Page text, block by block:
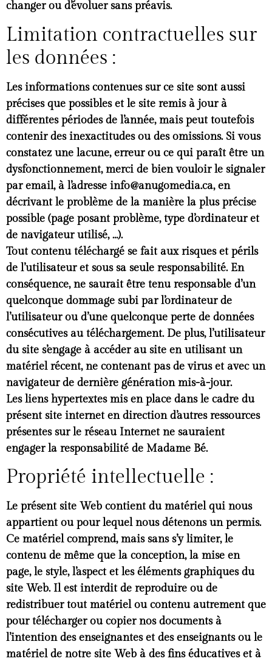
changer ou d’évoluer sans préavis.
Limitation contractuelles sur
les données :
Les informations contenues sur ce site sont aussi
précises que possibles et le site remis à jour à
différentes périodes de l’année, mais peut toutefois
contenir des inexactitudes ou des omissions. Si vous
constatez une lacune, erreur ou ce qui paraît être un
dysfonctionnement, merci de bien vouloir le signaler
par email, à l’adresse info@anugomedia.ca, en
décrivant le problème de la manière la plus précise
possible (page posant problème, type d’ordinateur et
de navigateur utilisé, …).
Tout contenu téléchargé se fait aux risques et périls
de l’utilisateur et sous sa seule responsabilité. En
conséquence, ne saurait être tenu responsable d’un
quelconque dommage subi par l’ordinateur de
l’utilisateur ou d’une quelconque perte de données
consécutives au téléchargement. De plus, l’utilisateur
du site s’engage à accéder au site en utilisant un
matériel récent, ne contenant pas de virus et avec un
navigateur de dernière génération mis-à-jour.
Les liens hypertextes mis en place dans le cadre du
présent site internet en direction d’autres ressources
présentes sur le réseau Internet ne sauraient
engager la responsabilité de Madame Bé.
Propriété intellectuelle :
Le présent site Web contient du matériel qui nous
appartient ou pour lequel nous détenons un permis.
Ce matériel comprend, mais sans s’y limiter, le
contenu de même que la conception, la mise en
page, le style, l’aspect et les éléments graphiques du
site Web. Il est interdit de reproduire ou de
redistribuer tout matériel ou contenu autrement que
pour télécharger ou copier nos documents à
l’intention des enseignantes et des enseignants ou le
matériel de notre site Web à des fins éducatives et à